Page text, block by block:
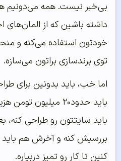
بی‌خبر نیست. همه
داشته باشین که از
خودتون استفاده می‌کنه و
توی برندسازی براتون می‌سازه.
اما خب، باید بدونین برای
باید حدود۲۰ میلیون
باید سایتتون رو طراحی کنه،
بررسیش کنه و آخرش هم باید
کنین تا کار رو تمیز دربیاره.